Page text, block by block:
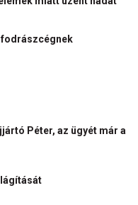
Péter, az ügyét már a